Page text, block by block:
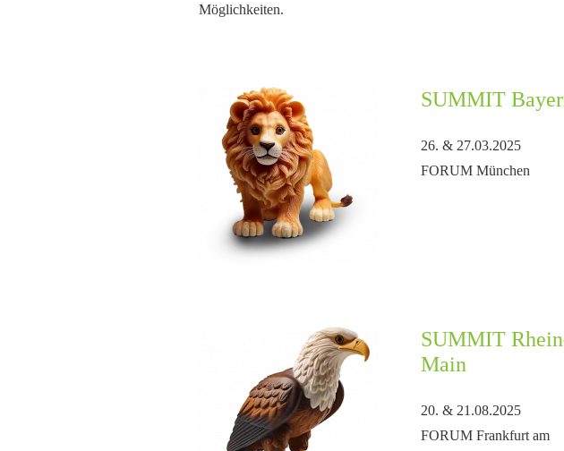
Möglichkeiten.
SUMMIT
26. & 27.03.2025
FORUM München
SUMMIT
Main
20. & 21.08.2025
FORUM Frankfurt am